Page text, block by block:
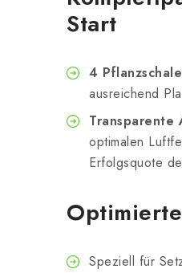
Start
4
ausreichend
Transparente
optimalen
Erfolgsquote
Speziell für